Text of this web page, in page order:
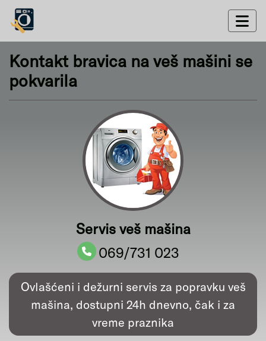
Kontakt bravica na veš mašini se
pokvarila
Servis veš mašina
069/731 023
Ovlašćeni i dežurni servis za popravku veš
mašina, dostupni 24h dnevno, čak i za
vreme praznika